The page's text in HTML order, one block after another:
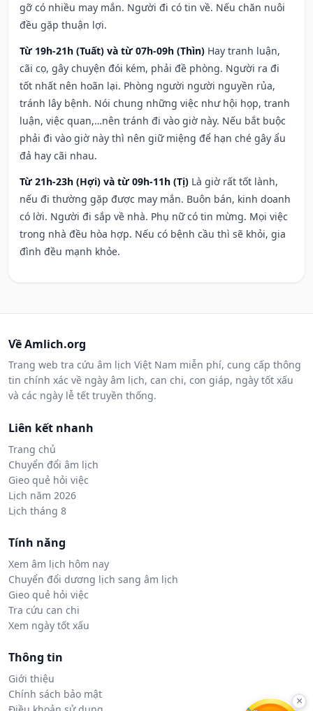
gỡ có nhiều may mắn. Người đi có tin về. Nếu chăn nuôi
đều gặp thuận lợi.
Từ 19h-21h (Tuất) và từ 07h-09h (Thìn) Hay tranh luận,
cãi cọ, gây chuyện đói kém, phải đề phòng. Người ra đi
tốt nhất nên hoãn lại. Phòng người người nguyền rủa,
tránh lây bệnh. Nói chung những việc như hội họp, tranh
luận, việc quan,…nên tránh đi vào giờ này. Nếu bắt buộc
phải đi vào giờ này thì nên giữ miệng để hạn ché gây ẩu
đả hay cãi nhau.
Từ 21h-23h (Hợi) và từ 09h-11h (Tị) Là giờ rất tốt lành,
nếu đi thường gặp được may mắn. Buôn bán, kinh doanh
có lời. Người đi sắp về nhà. Phụ nữ có tin mừng. Mọi việc
trong nhà đều hòa hợp. Nếu có bệnh cầu thì sẽ khỏi, gia
đình đều mạnh khỏe.
Về Amlich.org
Trang web tra cứu âm lịch Việt Nam miễn phí, cung cấp thông
tin chính xác về ngày âm lịch, can chi, con giáp, ngày tốt xấu
và các ngày lễ tết truyền thống.
Liên kết nhanh
Trang chủ
Chuyển đổi âm lịch
Gieo quẻ hỏi việc
Lịch năm 2026
Lịch tháng 8
Tính năng
Xem âm lịch hôm nay
Chuyển đổi dương lịch sang âm lịch
Gieo quẻ hỏi việc
Tra cứu can chi
Xem ngày tốt xấu
Thông tin
Giới thiệu
Chính sách bảo mật
×